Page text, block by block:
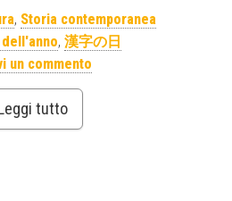
, Storia contemporanea
, 漢字の日
un commento
tutto